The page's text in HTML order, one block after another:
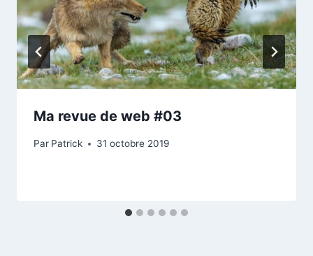
Ma revue de web #03
Par Patrick 31 octobre 2019